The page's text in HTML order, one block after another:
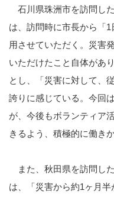
石川県珠洲市を訪問し
は、訪問時に市長から「
用させていただく。災害
いただけたこと自体があ
とし、「災害に対して、
誇りに感じている。今回
が、今後もボランティア
きるよう、積極的に働き
また、秋田県を訪問し
は、「災害から約1ヶ月